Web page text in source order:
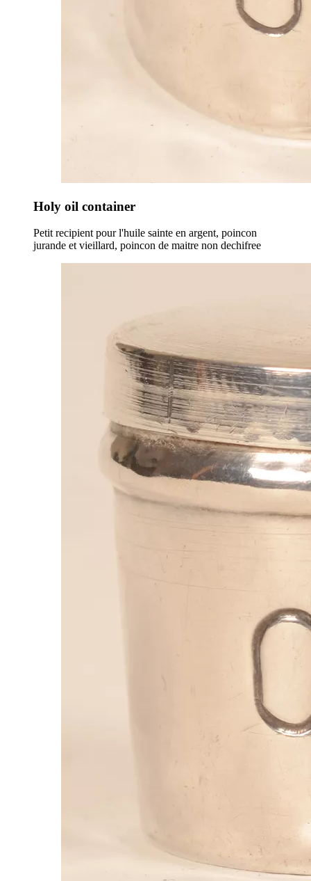
Holy oil container
Petit recipient pour l'huile sainte en argent, poincon
jurande et vieillard, poincon de maitre non dechifree